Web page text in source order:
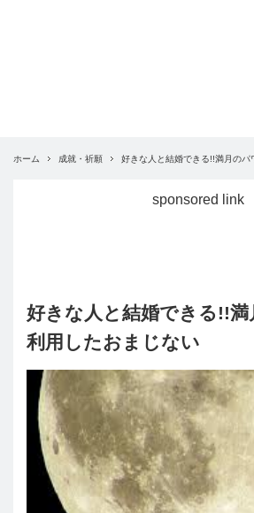
ホーム 成就・祈願 好きな人と結婚できる!!満月の
sponsored link
好きな人と結婚できる!!満
利用したおまじない